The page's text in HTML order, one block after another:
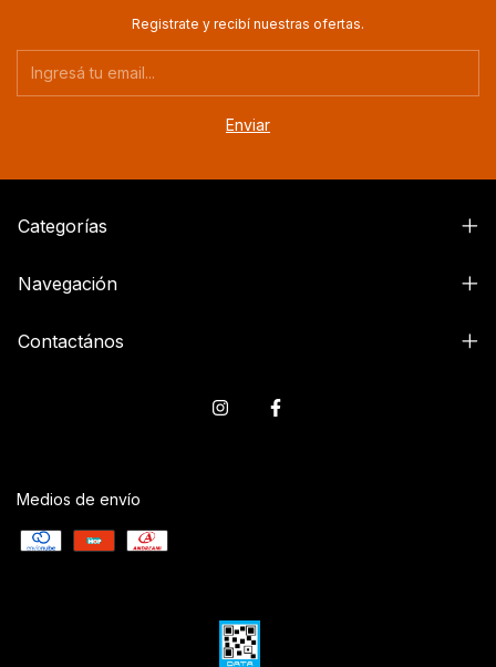
Registrate y recibí nuestras ofertas.
Categorías
Navegación
Contactános
Medios de envío